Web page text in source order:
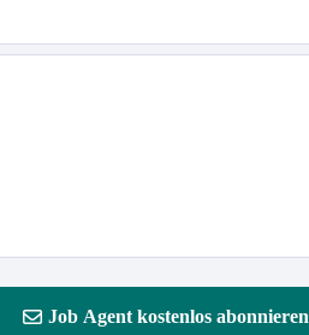
Job Agent kostenlos abonnieren